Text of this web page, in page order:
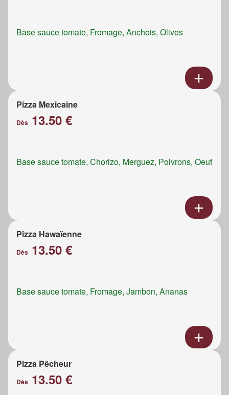
Base sauce tomate, Fromage, Anchois, Olives
Pizza Mexicaine
Dès 13.50 €
Base sauce tomate, Chorizo, Merguez, Poivrons, Oeuf
Pizza Hawaïenne
Dès 13.50 €
Base sauce tomate, Fromage, Jambon, Ananas
Pizza Pêcheur
Dès 13.50 €